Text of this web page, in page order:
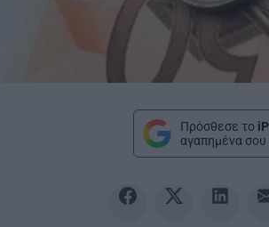
Πρόσθεσε το
αγαπημένα σου